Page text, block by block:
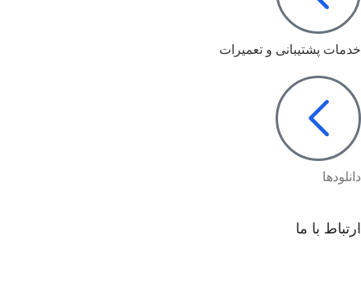
خدمات پشتیبانی و تعمیرات
دانلودها
ارتباط با ما